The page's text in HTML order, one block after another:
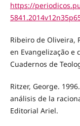
https://
Ribeiro de Oliveira,
en Evangelização e
Cuadernos de
Ritzer, George.
análisis de la
Editorial Ariel.